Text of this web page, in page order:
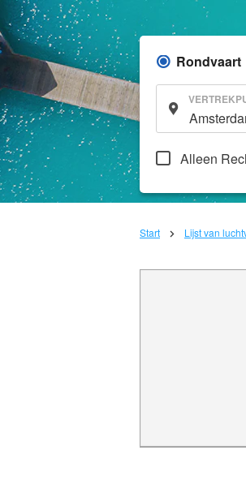
Rondvaart
Alleen
Start Lijst van